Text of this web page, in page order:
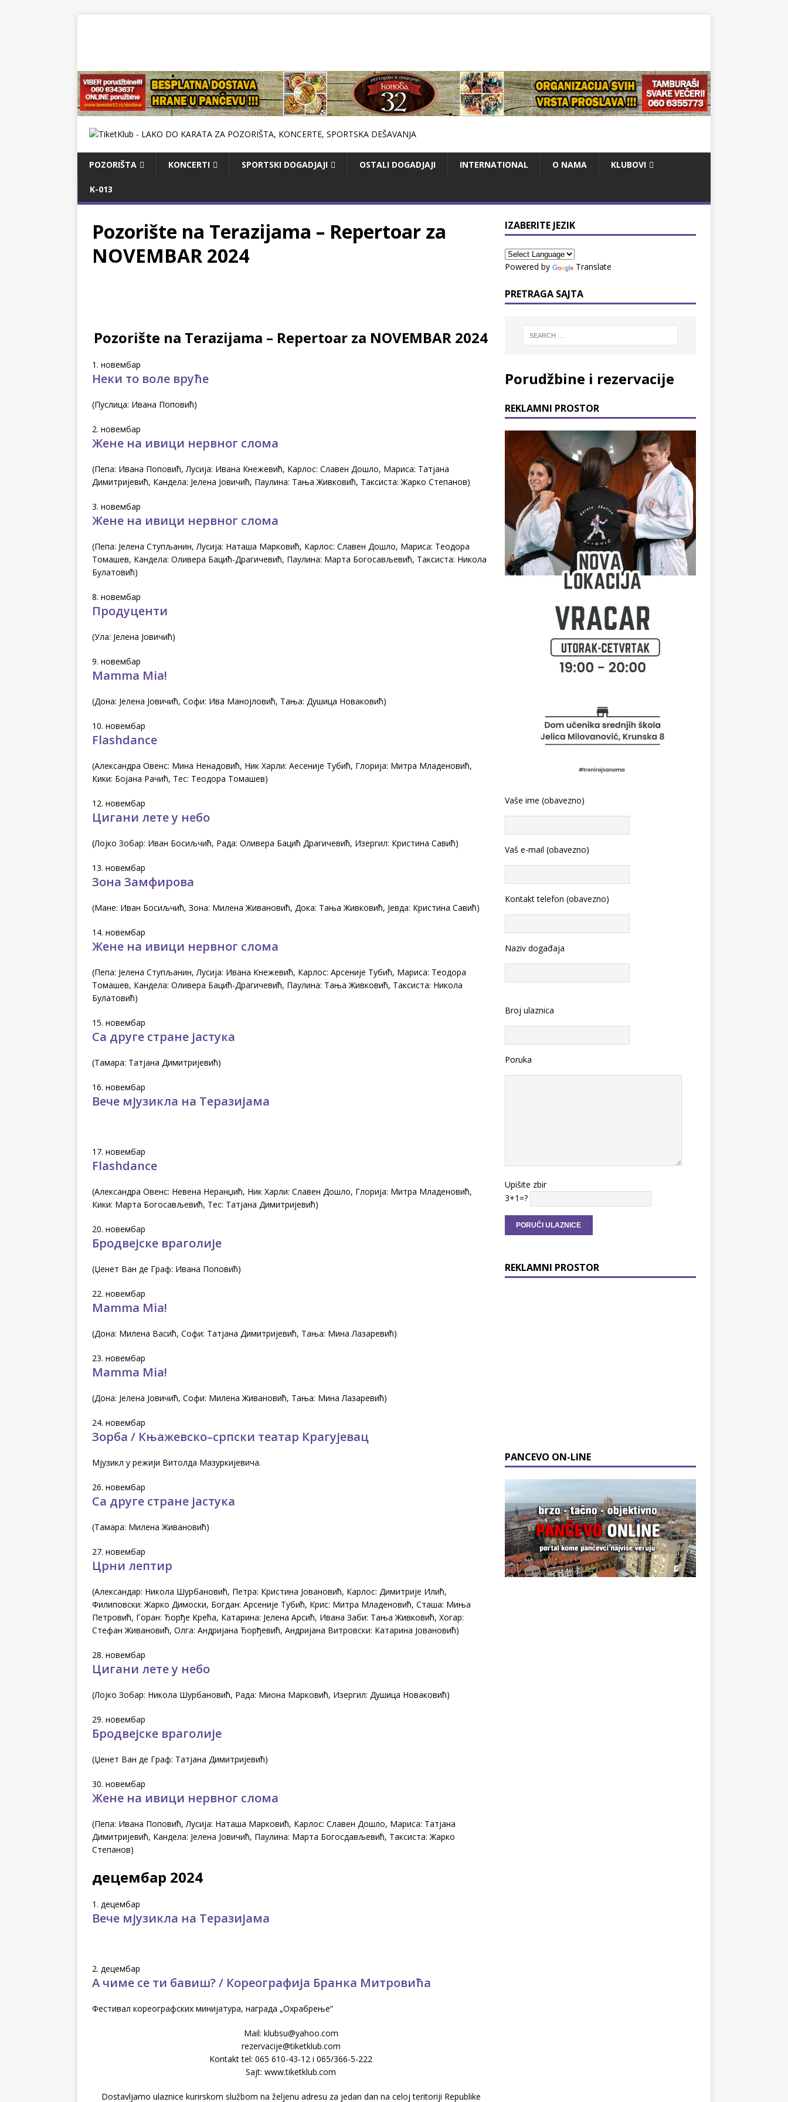
POZORIŠTA KONCERTI SPORTSKI DOGADJAJI OSTALI DOGADJAJI INTERNATIONAL O NAMA KLUBOVI
K-013
Pozorište na Terazijama – Repertoar za
NOVEMBAR 2024
Pozorište na Terazijama – Repertoar za NOVEMBAR 2024
1. новембар
Неки то воле вруће
(Пуслица: Ивана Поповић)
2. новембар
Жене на ивици нервног слома
(Пепа: Ивана Поповић, Лусија: Ивана Кнежевић, Карлос: Славен Дошло, Мариса: Татјана
Димитријевић, Кандела: Јелена Јовичић, Паулина: Тања Живковић, Таксиста: Жарко Степанов)
3. новембар
Жене на ивици нервног слома
(Пепа: Јелена Ступљанин, Лусија: Наташа Марковић, Карлос: Славен Дошло, Мариса: Теодора
Томашев, Кандела: Оливера Бацић-Драгичевић, Паулина: Марта Богосављевић, Таксиста: Никола
Булатовић)
8. новембар
Продуценти
(Ула: Јелена Јовичић)
9. новембар
Mamma Mia!
(Дона: Јелена Јовичић, Софи: Ива Манојловић, Тања: Душица Новаковић)
10. новембар
Flashdance
(Александра Овенс: Мина Ненадовић, Ник Харли: Аесеније Тубић, Глорија: Митра Младеновић,
Кики: Бојана Рачић, Тес: Теодора Томашев)
12. новембар
Цигани лете у небо
(Лојко Зобар: Иван Босиљчић, Рада: Оливера Бацић Драгичевић, Изергил: Кристина Савић)
13. новембар
Зона Замфирова
(Мане: Иван Босиљчић, Зона: Милена Живановић, Дока: Тања Живковић, Јевда: Кристина Савић)
14. новембар
Жене на ивици нервног слома
(Пепа: Јелена Ступљанин, Лусија: Ивана Кнежевић, Карлос: Арсеније Тубић, Мариса: Теодора
Томашев, Кандела: Оливера Бацић-Драгичевић, Паулина: Тања Живковић, Таксиста: Никола
Булатовић)
15. новембар
Са друге стране јастука
(Тамара: Татјана Димитријевић)
16. новембар
Вече мјузикла на Теразијама
17. новембар
Flashdance
(Александра Овенс: Невена Неранџић, Ник Харли: Славен Дошло, Глорија: Митра Младеновић,
Кики: Марта Богосављевић, Тес: Татјана Димитријевић)
20. новембар
Бродвејске враголије
(Џенет Ван де Граф: Ивана Поповић)
22. новембар
Mamma Mia!
(Дона: Милена Васић, Софи: Татјана Димитријевић, Тања: Мина Лазаревић)
23. новембар
Mamma Mia!
(Дона: Јелена Јовичић, Софи: Милена Живановић, Тања: Мина Лазаревић)
24. новембар
Зорба / Књажевско–српски театар Крагујевац
Мјузикл у режији Витолда Мазуркијевича.
26. новембар
Са друге стране јастука
(Тамара: Милена Живановић)
27. новембар
Црни лептир
(Александар: Никола Шурбановић, Петра: Кристина Јовановић, Карлос: Димитрије Илић,
Филиповски: Жарко Димоски, Богдан: Арсеније Тубић, Крис: Митра Младеновић, Сташа: Миња
Петровић, Горан: Ђорђе Крећа, Катарина: Јелена Арсић, Ивана Заби: Тања Живковић, Хогар:
Стефан Живановић, Олга: Андријана Ђорђевић, Андријана Витровски: Катарина Јовановић)
28. новембар
Цигани лете у небо
(Лојко Зобар: Никола Шурбановић, Рада: Миона Марковић, Изергил: Душица Новаковић)
29. новембар
Бродвејске враголије
(Џенет Ван де Граф: Татјана Димитријевић)
30. новембар
Жене на ивици нервног слома
(Пепа: Ивана Поповић, Лусија: Наташа Марковић, Карлос: Славен Дошло, Мариса: Татјана
Димитријевић, Кандела: Јелена Јовичић, Паулина: Марта Богосдављевић, Таксиста: Жарко
Степанов)
децембар 2024
1. децембар
Вече мјузикла на Теразијама
2. децембар
А чиме се ти бавиш? / Кореографија Бранка Митровића
Фестивал кореографских минијатура, награда „Охрабрење“
Mail: klubsu@yahoo.com
rezervacije@tiketklub.com
Kontakt tel: 065 610-43-12 i 065/366-5-222
Sajt: www.tiketklub.com
Dostavljamo ulaznice kurirskom službom na željenu adresu za jedan dan na celoj teritoriji Republike
IZABERITE JEZIK
Powered by Translate
PRETRAGA SAJTA
Porudžbine i rezervacije
REKLAMNI PROSTOR
Vaše ime (obavezno)
Vaš e-mail (obavezno)
Kontakt telefon (obavezno)
Naziv događaja
Broj ulaznica
Poruka
Upišite zbir
3+1=?
REKLAMNI PROSTOR
PANCEVO ON-LINE